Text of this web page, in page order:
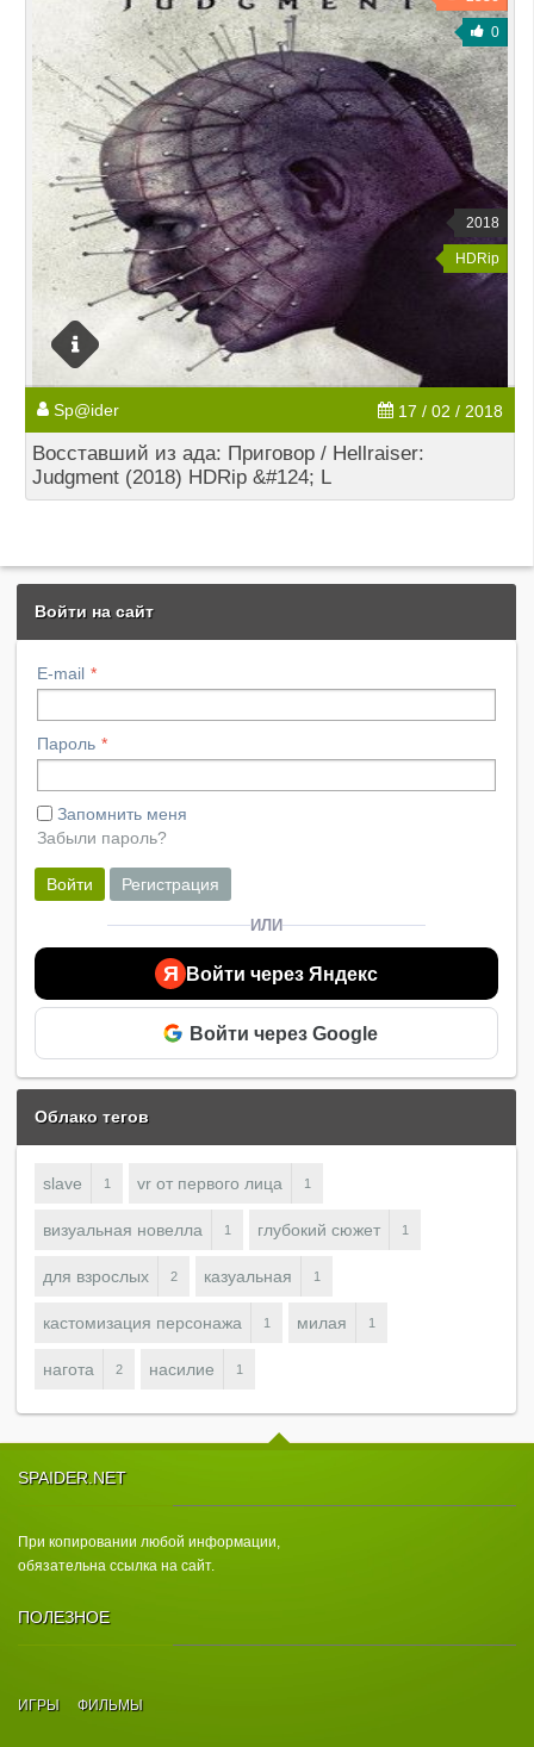
0
2018
HDRip
Sp@ider 17 / 02 / 2018
Восставший из ада: Приговор / Hellraiser:
Judgment (2018) HDRip &#124; L
Войти на сайт
E-mail
Пароль
Запомнить меня
Забыли пароль?
Войти Регистрация
ИЛИ
Я Войти через Яндекс
Войти через Google
Облако тегов
slave 1 vr от первого лица 1
визуальная новелла 1 глубокий сюжет 1
для взрослых 2 казуальная 1
кастомизация персонажа 1 милая 1
нагота 2 насилие 1
SPAIDER.NET
При копировании любой информации,
обязательна ссылка на сайт.
ПОЛЕЗНОЕ
ИГРЫ ФИЛЬМЫ